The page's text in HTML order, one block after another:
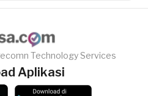
Technology Services
Aplikasi